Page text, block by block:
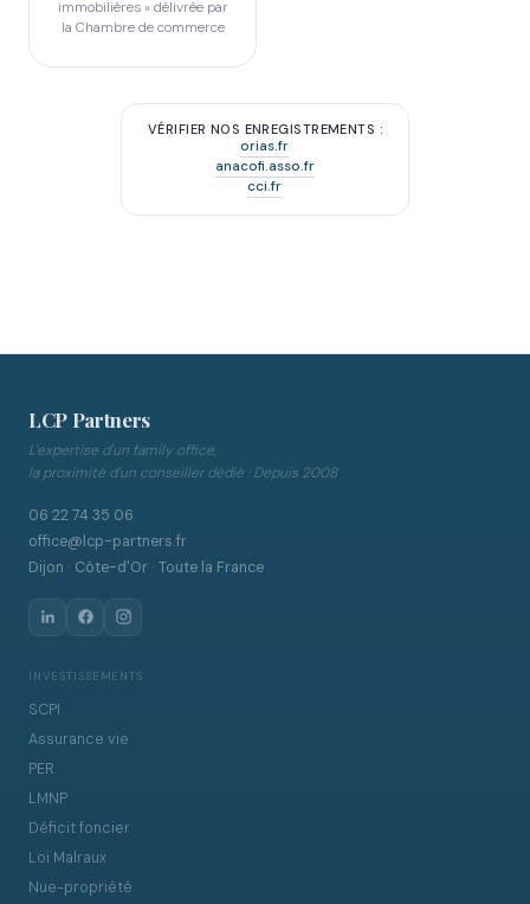
immobilières » délivrée par
la Chambre de commerce
VÉRIFIER NOS ENREGISTREMENTS :
orias.fr
anacofi.asso.fr
cci.fr
LCP Partners
L'expertise d'un family office,
la proximité d'un conseiller dédié · Depuis 2008
06 22 74 35 06
office@lcp-partners.fr
Dijon · Côte-d'Or · Toute la France
INVESTISSEMENTS
SCPI
Assurance vie
PER
LMNP
Déficit foncier
Loi Malraux
Nue-propriété